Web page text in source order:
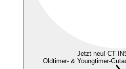
Jetzt neu! CT
Oldtimer- & Youngtimer-